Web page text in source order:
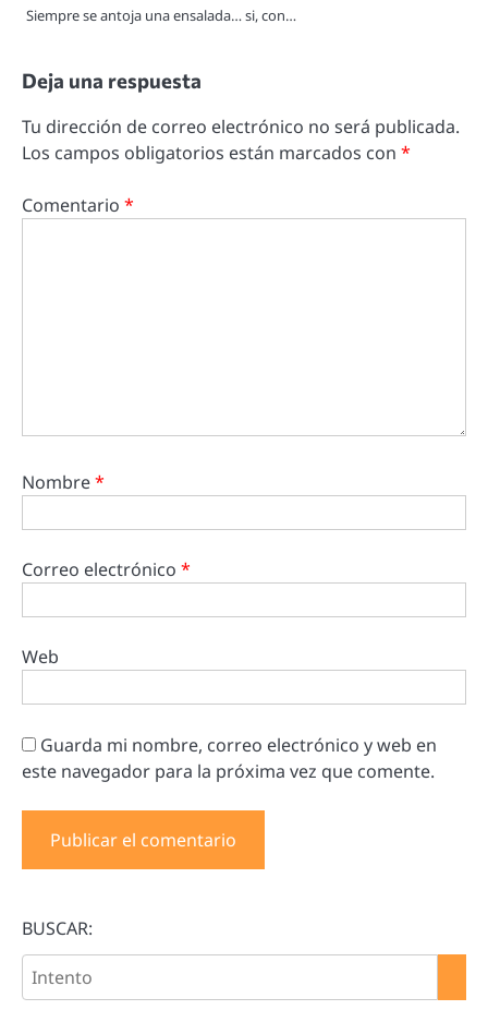
Siempre se antoja una ensalada… si, con…
Deja una respuesta
Tu dirección de correo electrónico no será publicada.
Los campos obligatorios están marcados con *
Comentario *
Nombre*
Correo electrónico *
Web
Guarda mi nombre, correo electrónico y web en
este navegador para la próxima vez que comente.
BUSCAR: